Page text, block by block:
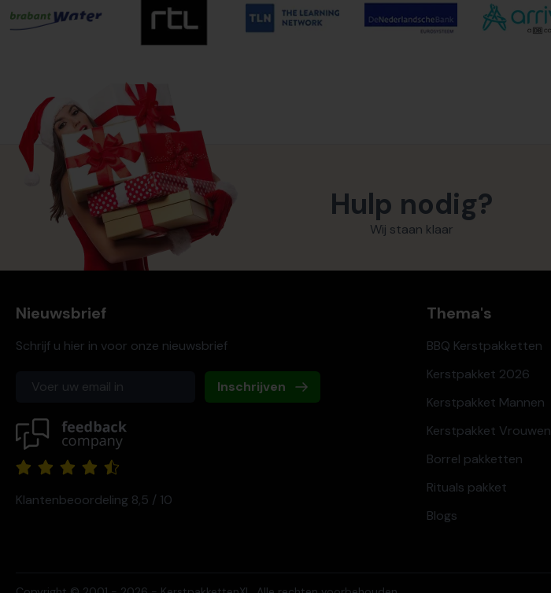
Hulp nodig?
Wij staan klaar
Nieuwsbrief
Schrijf u hier in voor onze nieuwsbrief
Inschrijven
Klantenbeoordeling 8,5 / 10
Thema's
BBQ Kerstpakketten
Kerstpakket 2026
Kerstpakket Mannen
Kerstpakket Vrouwen
Borrel pakketten
Rituals pakket
Blogs